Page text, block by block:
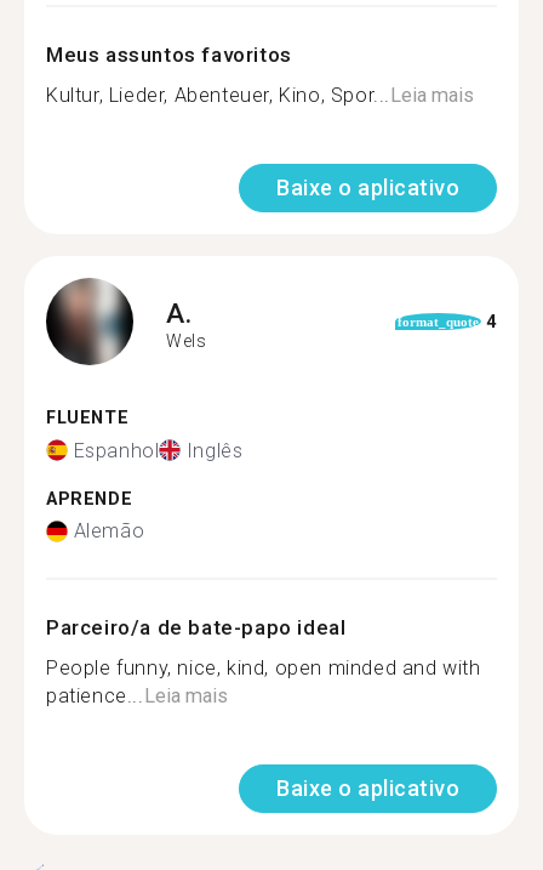
Meus assuntos favoritos
Kultur, Lieder, Abenteuer, Kino, Spor...Leia mais
Baixe o aplicativo
A.
Wels
format_quote 4
FLUENTE
Espanhol Inglês
APRENDE
Alemão
Parceiro/a de bate-papo ideal
People funny, nice, kind, open minded and with
patience...Leia mais
Baixe o aplicativo